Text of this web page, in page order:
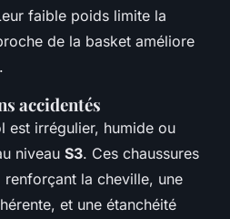
faible poids limite la
de la basket améliore
accidentés
est irrégulier, humide ou
niveau S3. Ces chaussures
renforçant la cheville, une
et une étanchéité